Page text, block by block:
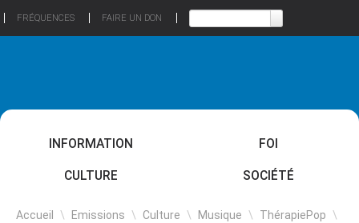
FRÉQUENCES FAIRE UN DON
INFORMATION FOI
CULTURE SOCIÉTÉ
Accueil \ Emissions \ Culture \ Musique \ ThérapiePop \